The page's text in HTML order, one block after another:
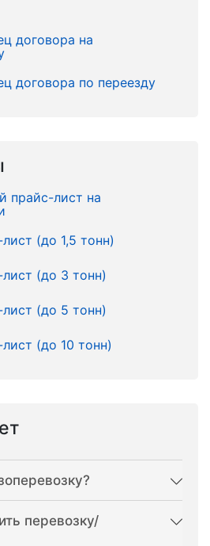
договора на
договора по переезду
прайс-лист на
(до 1,5 тонн)
(до 3 тонн)
(до 5 тонн)
(до 10 тонн)
перевозку/